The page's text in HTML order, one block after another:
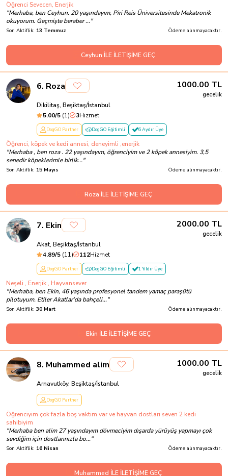
Öğrenci Sevecen, Enerjik
"Merhaba, ben Ceyhun. 20 yaşındayım, Piri Reis Üniversitesinde Mekatronik
okuyorum. Geçmişte beraber ..."
Son Aktiflik: 13 Temmuz Ödeme alınmayacaktır.
Ceyhun İLE İLETİŞİME GEÇ
6. Roza 1000.00 TL
gecelik
Dikilitaş, Beşiktaş/İstanbul
5.00/5 (1) 3Hizmet
DogGO Partner DogGO Eğitimli 6 Aydır Üye
Öğrenci, köpek ve kedi annesi, deneyimli ,enerjik
"Merhaba , ben roza . 22 yaşındayım, öğrenciyim ve 2 köpek annesiyim. 3,5
senedir köpeklerimle birlik..."
Son Aktiflik: 15 Mayıs Ödeme alınmayacaktır.
Roza İLE İLETİŞİME GEÇ
7. Ekin 2000.00 TL
gecelik
Akat, Beşiktaş/İstanbul
4.89/5 (11) 112Hizmet
DogGO Partner DogGO Eğitimli 1 Yıldır Üye
Neşeli , Enerjik , Hayvansever
"Merhaba, ben Ekin, 46 yaşında profesyonel tandem yamaç paraşütü
pilotuyum. Etiler Akatlar'da bahçeli..."
Son Aktiflik: 30 Mart Ödeme alınmayacaktır.
Ekin İLE İLETİŞİME GEÇ
8. Muhammed alim 1000.00 TL
gecelik
Arnavutköy, Beşiktaş/İstanbul
DogGO Partner
Öğrenciyim çok fazla boş vaktim var ve hayvan dostları seven 2 kedi
sahibiyim
"Merhaba ben alim 27 yaşındayım dövmeciyim dışarda yürüyüş yapmayı çok
sevdiğim için dostlarınızla bo..."
Son Aktiflik: 16 Nisan Ödeme alınmayacaktır.
Muhammed İLE İLETİŞİME GEÇ